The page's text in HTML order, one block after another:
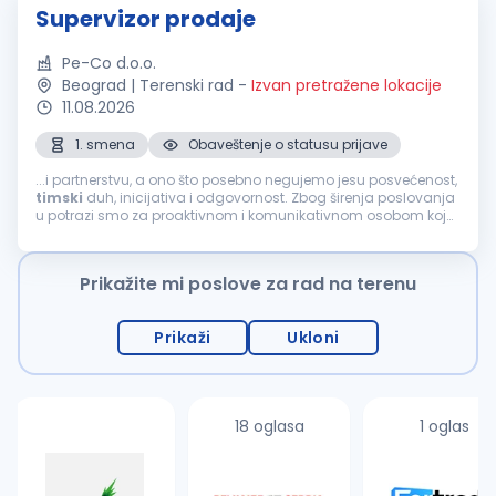
Supervizor prodaje
Pe-Co d.o.o.
Beograd | Terenski rad - Izvan pretražene lokacije
11.08.2026
1. smena
Obaveštenje o statusu prijave
...i partnerstvu, a ono što posebno negujemo jesu posvećenost,
timski duh, inicijativa i odgovornost. Zbog širenja poslovanja
u potrazi smo za proaktivnom i komunikativnom osobom koja
SUPERVIZORPRODAJE(M/Ž) Mesto...
Prikažite mi poslove za rad na terenu
Prikaži Ukloni
18 oglasa 1 oglas